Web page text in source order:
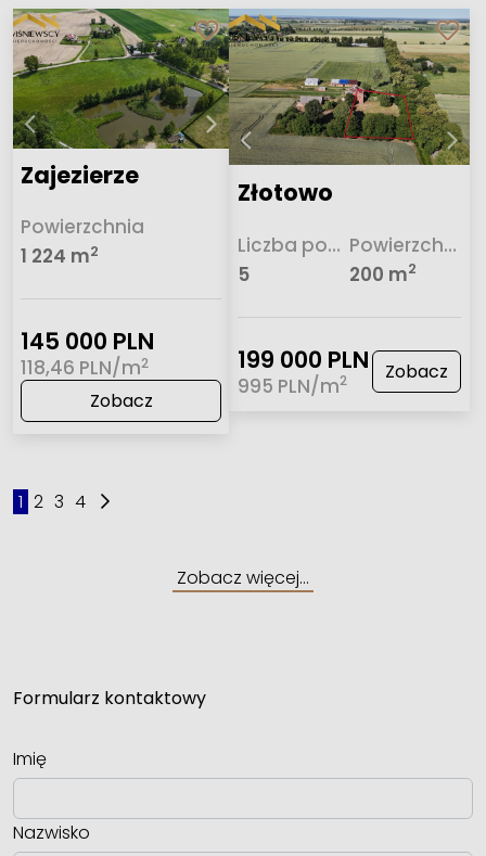
Zajezierze
Powierzchnia
1 224 m2
145 000 PLN
118,46 PLN/m2
Zobacz
Złotowo
Liczba pokoi
5
Powierzchnia
200 m2
199 000 PLN
995 PLN/m2 Zobacz
1 2 3 4
Zobacz więcej…
Formularz kontaktowy
Imię
Nazwisko